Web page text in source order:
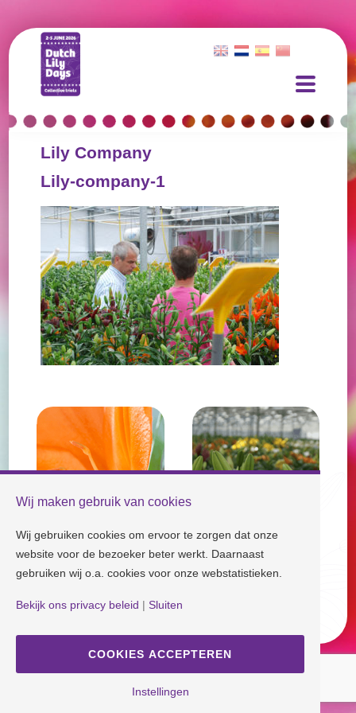
Lily Company
Lily-company-1
Check our socials and stay tuned!
Ontwerp en RealisatieANIQ Projectorganisatie
Wij maken gebruik van cookies
Wij gebruiken cookies om ervoor te zorgen dat onze
website voor de bezoeker beter werkt. Daarnaast
gebruiken wij o.a. cookies voor onze webstatistieken.
Bekijk ons privacy beleid | Sluiten
COOKIES ACCEPTEREN
Instellingen